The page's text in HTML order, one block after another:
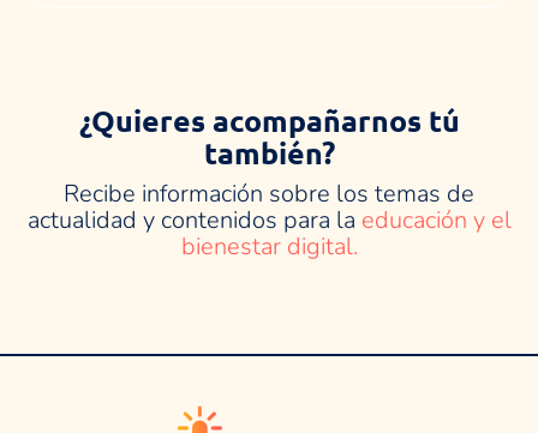
¿Quieres acompañarnos tú
también?
Recibe información sobre los temas de
actualidad y contenidos para la educación y el
bienestar digital.